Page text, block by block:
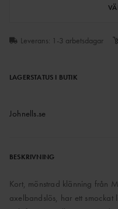
Leverans: 1-3 arbetsdagar
LAGERSTATUS I BUTIK
Johnells.se
BESKRIVNING
Kort, mönstrad klänning från
axelbandslös, har ett smockat